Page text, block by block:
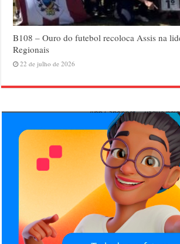
B108 – Ouro do futebol recoloca Assis na
Regionais
22 de julho de 2026